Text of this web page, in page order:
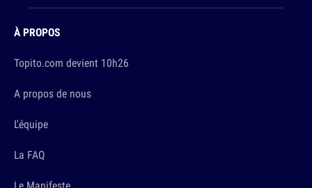
À PROPOS
Topito.com devient 10h26
A propos de nous
L'équipe
La FAQ